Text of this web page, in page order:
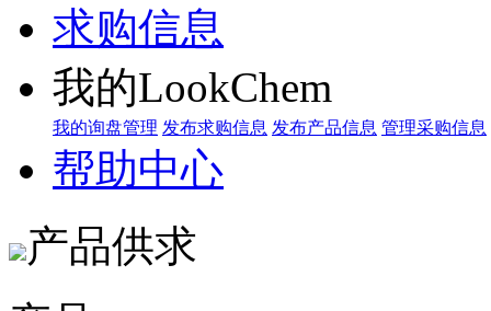
求购信息
我的LookChem
我的询盘管理 发布求购信息 发布产品信息 管理采购信息
帮助中心
产品供求